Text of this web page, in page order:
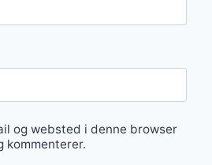
og websted i denne browser
kommenterer.